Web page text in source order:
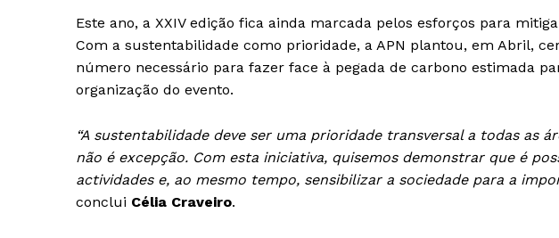
Este ano, a XXIV edição fica ainda marcada pelos esforços para
Com a sustentabilidade como prioridade, a APN plantou, em Abril,
número necessário para fazer face à pegada de carbono estimada
organização do evento.
“A sustentabilidade deve ser uma prioridade transversal a todas as
não é excepção. Com esta iniciativa, quisemos demonstrar que é
actividades e, ao mesmo tempo, sensibilizar a sociedade para a
conclui Célia Craveiro.